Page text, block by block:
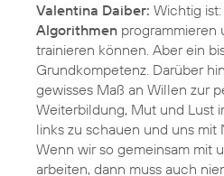
Valentina Daiber: Wichtig
Algorithmen programmieren
trainieren können. Aber ein
Grundkompetenz. Darüber
gewisses Maß an Willen zur
Weiterbildung, Mut und Lust
links zu schauen und uns
Wenn wir so gemeinsam mit
arbeiten, dann muss auch